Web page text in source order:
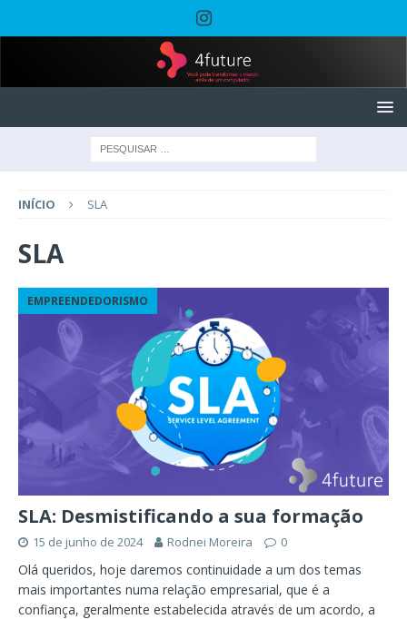
INÍCIO SLA
SLA
EMPREENDEDORISMO
SLA: Desmistificando a sua formação
15 de junho de 2024 Rodnei Moreira 0
Olá queridos, hoje daremos continuidade a um dos temas
mais importantes numa relação empresarial, que é a
confiança, geralmente estabelecida através de um acordo, a